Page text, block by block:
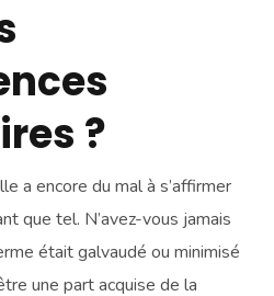
?
a encore du mal à s’affirmer
que tel. N’avez-vous jamais
était galvaudé ou minimisé
une part acquise de la